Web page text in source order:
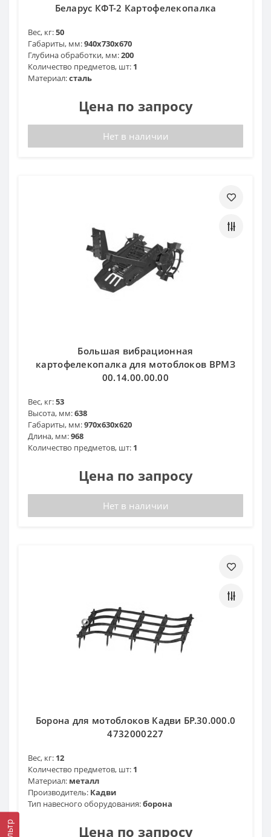
Беларус КФТ-2 Картофелекопалка
Вес, кг:50
Габариты, мм:940х730х670
Глубина обработки, мм:200
Количество предметов, шт: 1
Материал:сталь
Цена по запросу
Нет в наличии
Большая вибрационная
картофелекопалка для мотоблоков ВРМЗ
00.14.00.00.00
Вес, кг:53
Высота, мм:638
Габариты, мм:970x630x620
Длина, мм:968
Количество предметов, шт: 1
Цена по запросу
Нет в наличии
Борона для мотоблоков Кадви БР.30.000.0
4732000227
Вес, кг: 12
Количество предметов, шт: 1
Материал: металл
Производитель: Кадви
Тип навесного оборудования:борона
Цена по запросу